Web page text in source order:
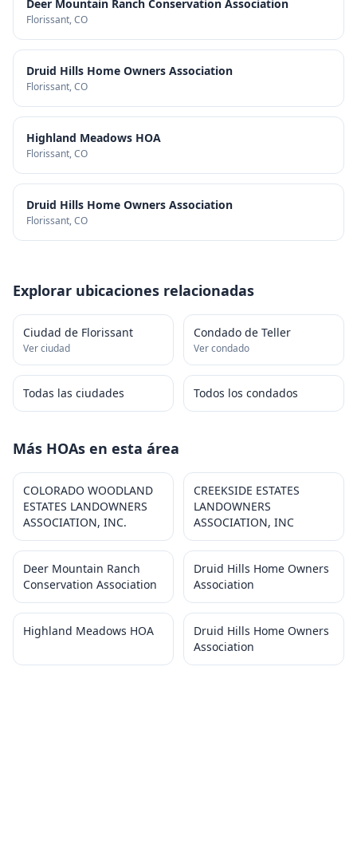
Deer Mountain Ranch Conservation Association
Florissant, CO
Druid Hills Home Owners Association
Florissant, CO
Highland Meadows HOA
Florissant, CO
Druid Hills Home Owners Association
Florissant, CO
Explorar ubicaciones relacionadas
Ciudad de Florissant
Ver ciudad
Condado de Teller
Ver condado
Todas las ciudades Todos los condados
Más HOAs en esta área
COLORADO WOODLAND
ESTATES LANDOWNERS
ASSOCIATION, INC.
CREEKSIDE ESTATES
LANDOWNERS
ASSOCIATION, INC
Deer Mountain Ranch
Conservation Association
Druid Hills Home Owners
Association
Highland Meadows HOA
Druid Hills Home Owners
Association